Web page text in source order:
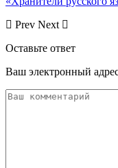
Prev Next
Оставьте ответ
Ваш электронный